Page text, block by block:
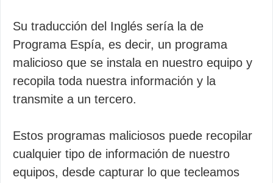
Su traducción del Inglés sería la de
Programa Espía, es decir, un programa
malicioso que se instala en nuestro equipo y
recopila toda nuestra información y la
transmite a un tercero.
Estos programas maliciosos puede recopilar
cualquier tipo de información de nuestro
equipos, desde capturar lo que tecleamos